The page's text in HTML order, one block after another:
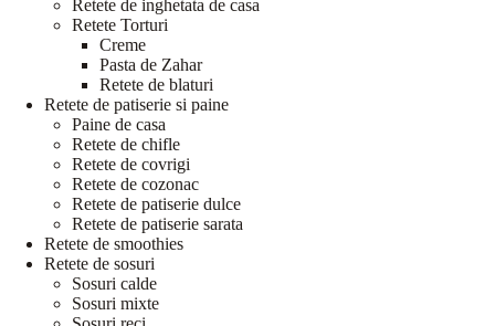
Retete de inghetata de casa
Retete Torturi
Creme
Pasta de Zahar
Retete de blaturi
Retete de patiserie si paine
Paine de casa
Retete de chifle
Retete de covrigi
Retete de cozonac
Retete de patiserie dulce
Retete de patiserie sarata
Retete de smoothies
Retete de sosuri
Sosuri calde
Sosuri mixte